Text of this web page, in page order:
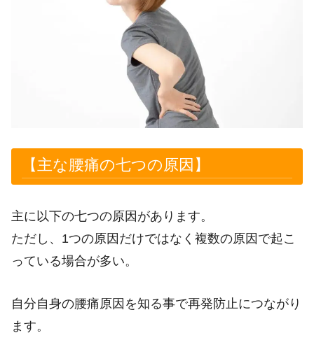
【主な腰痛の七つの原因】
主に以下の七つの原因があります。
ただし、1つの原因だけではなく複数の原因で起こ
っている場合が多い。
自分自身の腰痛原因を知る事で再発防止につながり
ます。